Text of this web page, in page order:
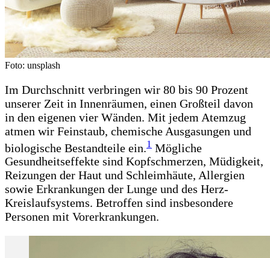
Foto: unsplash
Im Durchschnitt verbringen wir 80 bis 90 Prozent
unserer Zeit in Innenräumen, einen Großteil davon
in den eigenen vier Wänden. Mit jedem Atemzug
atmen wir Feinstaub, chemische Ausgasungen und
biologische Bestandteile ein.1 Mögliche
Gesundheitseffekte sind Kopfschmerzen, Müdigkeit,
Reizungen der Haut und Schleimhäute, Allergien
sowie Erkrankungen der Lunge und des Herz-
Kreislaufsystems. Betroffen sind insbesondere
Personen mit Vorerkrankungen.